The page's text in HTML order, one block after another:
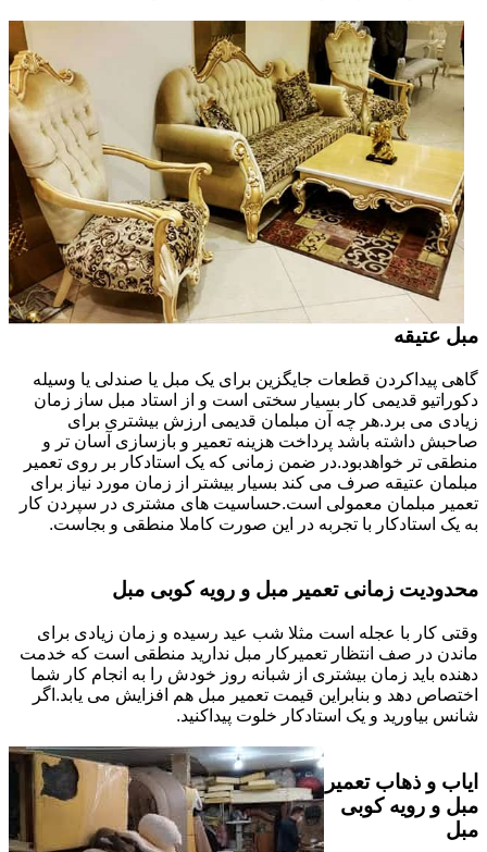
مبل عتیقه
گاهی پیداکردن قطعات جایگزین برای یک مبل یا صندلی یا وسیله
دکوراتیو قدیمی کار بسیار سختی است و از استاد مبل ساز زمان
زیادی می برد.هر چه آن مبلمان قدیمی ارزش بیشتری برای
صاحبش داشته باشد پرداخت هزینه تعمیر و بازسازی آسان تر و
منطقی تر خواهدبود.در ضمن زمانی که یک استادکار بر روی تعمیر
مبلمان عتیقه صرف می کند بسیار بیشتر از زمان مورد نیاز برای
تعمیر مبلمان معمولی است.حساسیت های مشتری در سپردن کار
به یک استادکار با تجربه در این صورت کاملا منطقی و بجاست.
محدودیت زمانی تعمیر مبل و رویه کوبی مبل
وقتی کار با عجله است مثلا شب عید رسیده و زمان زیادی برای
ماندن در صف انتظار تعمیرکار مبل ندارید منطقی است که خدمت
دهنده باید زمان بیشتری از شبانه روز خودش را به انجام کار شما
اختصاص دهد و بنابراین قیمت تعمیر مبل هم افزایش می یابد.اگر
شانس بیاورید و یک استادکار خلوت پیداکنید.
ایاب و ذهاب تعمیر
مبل و رویه کوبی
مبل